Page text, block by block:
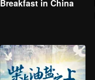
Breakfast in China